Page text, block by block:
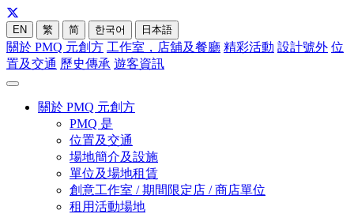
EN 繁 简 한국어 日本語
關於 PMQ 元創方 工作室，店舖及餐廳 精彩活動 設計號外 位
置及交通 歷史傳承 遊客資訊
關於 PMQ 元創方
PMQ 是
位置及交通
場地簡介及設施
單位及場地租賃
創意工作室 / 期間限定店 / 商店單位
租用活動場地